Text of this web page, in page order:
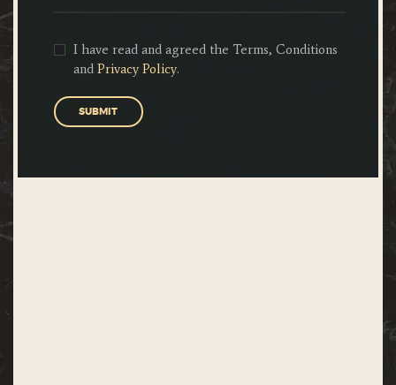
I have read and agreed the Terms, Conditions
andPrivacy Policy.